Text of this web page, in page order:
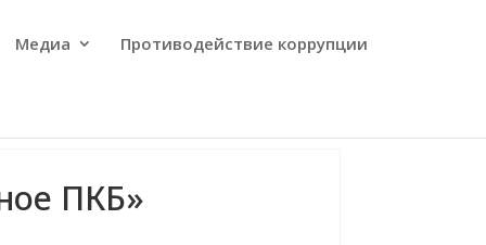
Медиа Противодействие коррупции
ПКБ»